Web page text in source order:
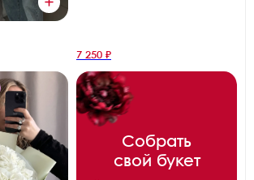
7 250 ₽
Собрать
свой букет